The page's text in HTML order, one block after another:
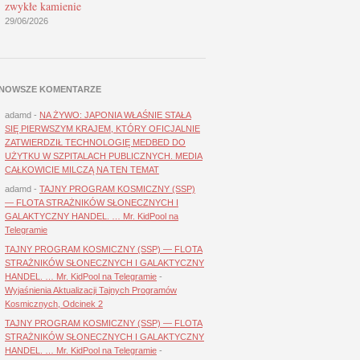
zwykłe kamienie
29/06/2026
KOMENTARZE
adamd - NA ŻYWO: JAPONIA WŁAŚNIE STAŁA
SIĘ PIERWSZYM KRAJEM, KTÓRY OFICJALNIE
ZATWIERDZIŁ TECHNOLOGIĘ MEDBED DO
UŻYTKU W SZPITALACH PUBLICZNYCH. MEDIA
CAŁKOWICIE MILCZĄ NA TEN TEMAT
adamd - TAJNY PROGRAM KOSMICZNY (SSP)
— FLOTA STRAŻNIKÓW SŁONECZNYCH I
GALAKTYCZNY HANDEL. … Mr. KidPool na
Telegramie
TAJNY PROGRAM KOSMICZNY (SSP) — FLOTA
STRAŻNIKÓW SŁONECZNYCH I GALAKTYCZNY
HANDEL. … Mr. KidPool na Telegramie -
Wyjaśnienia Aktualizacji Tajnych Programów
Kosmicznych, Odcinek 2
TAJNY PROGRAM KOSMICZNY (SSP) — FLOTA
STRAŻNIKÓW SŁONECZNYCH I GALAKTYCZNY
HANDEL. … Mr. KidPool na Telegramie -